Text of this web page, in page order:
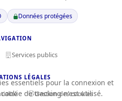
Données protégées
Services publics
LÉGALES
Gestion des cookies
essentiels pour la connexion et
de tracking n'est utilisé.